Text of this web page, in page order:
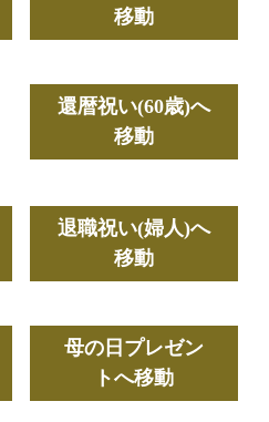
移動
還暦祝い(60歳)へ
移動
退職祝い(婦人)へ
移動
母の日プレゼン
トへ移動